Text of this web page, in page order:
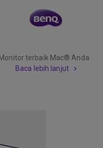
Monitor terbaik Mac® Anda
Baca lebih lanjut